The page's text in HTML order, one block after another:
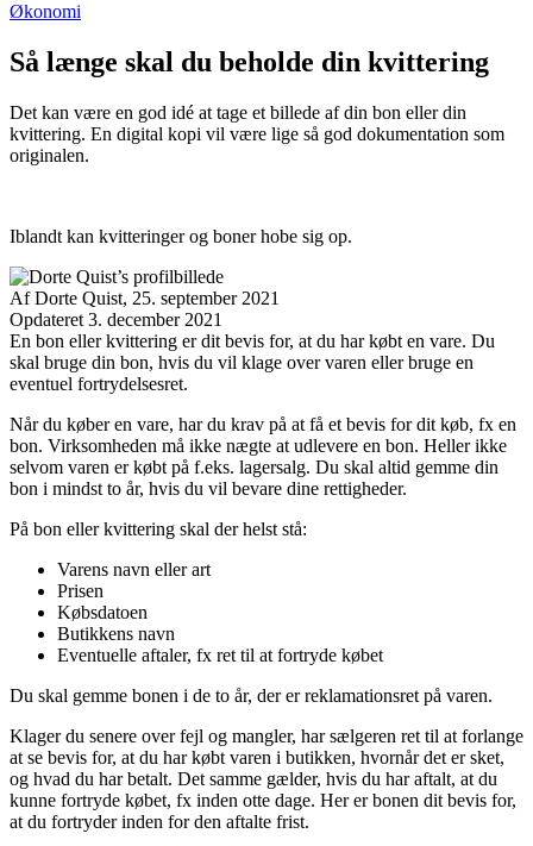
Økonomi
Så længe skal du beholde din kvittering
Det kan være en god idé at tage et billede af din bon eller din
kvittering. En digital kopi vil være lige så god dokumentation som
originalen.
Iblandt kan kvitteringer og boner hobe sig op.
Af Dorte Quist, 25. september 2021
Opdateret 3. december 2021
Facebook
Twitter
Email
Print
En bon eller kvittering er dit bevis for, at du har købt en vare. Du
skal bruge din bon, hvis du vil klage over varen eller bruge en
eventuel fortrydelsesret.
Når du køber en vare, har du krav på at få et bevis for dit køb, fx en
bon. Virksomheden må ikke nægte at udlevere en bon. Heller ikke
selvom varen er købt på f.eks. lagersalg. Du skal altid gemme din
bon i mindst to år, hvis du vil bevare dine rettigheder.
På bon eller kvittering skal der helst stå:
Varens navn eller art
Prisen
Købsdatoen
Butikkens navn
Eventuelle aftaler, fx ret til at fortryde købet
Du skal gemme bonen i de to år, der er reklamationsret på varen.
Klager du senere over fejl og mangler, har sælgeren ret til at forlange
at se bevis for, at du har købt varen i butikken, hvornår det er sket,
og hvad du har betalt. Det samme gælder, hvis du har aftalt, at du
kunne fortryde købet, fx inden otte dage. Her er bonen dit bevis for,
at du fortryder inden for den aftalte frist.